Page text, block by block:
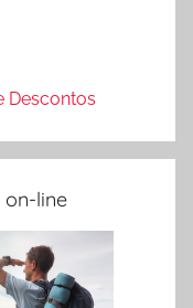
Descontos
line